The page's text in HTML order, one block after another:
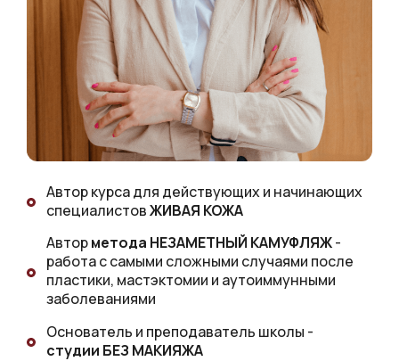
Основатель и преподаватель школы -
студии БЕЗ МАКИЯЖА
Авторметода НЕЗАМЕТНЫЙ КАМУФЛЯЖ-
работа с самыми сложными случаями после
пластики, мастэктомии и аутоиммунными
заболеваниями
Автор курса для действующих и начинающих
специалистовЖИВАЯ КОЖА